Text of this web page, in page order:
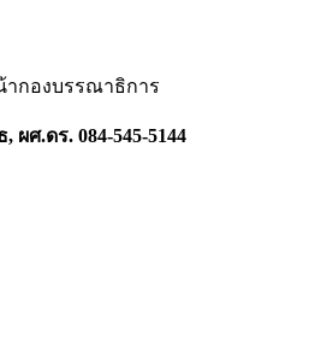
ากองบรรณาธิการ
ศ.ดร. 084-545-5144